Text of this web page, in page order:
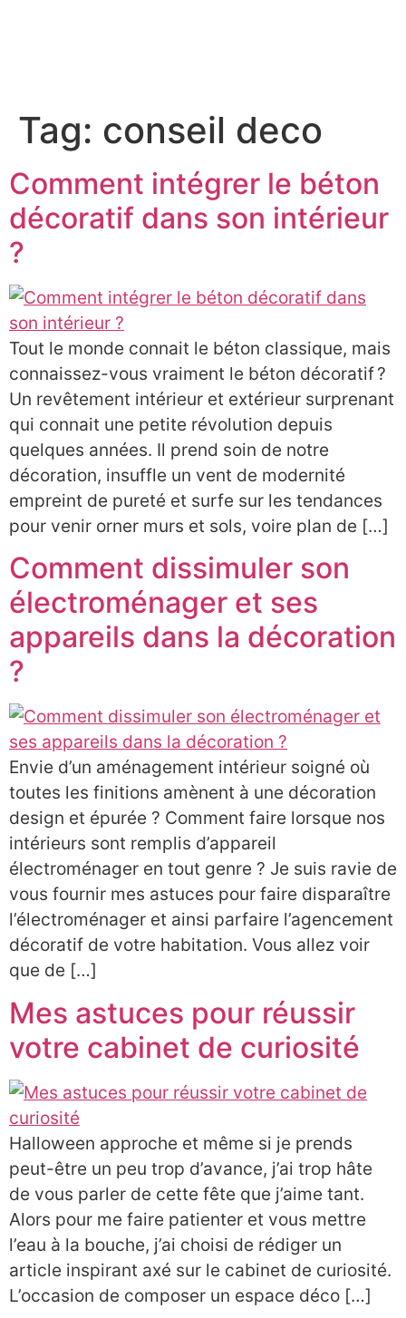
Tag: conseil deco
Comment intégrer le béton
décoratif dans son intérieur
?
Tout le monde connait le béton classique, mais
connaissez-vous vraiment le béton décoratif ?
Un revêtement intérieur et extérieur surprenant
qui connait une petite révolution depuis
quelques années. Il prend soin de notre
décoration, insuffle un vent de modernité
empreint de pureté et surfe sur les tendances
pour venir orner murs et sols, voire plan de […]
Comment dissimuler son
électroménager et ses
appareils dans la décoration
?
Envie d’un aménagement intérieur soigné où
toutes les finitions amènent à une décoration
design et épurée ? Comment faire lorsque nos
intérieurs sont remplis d’appareil
électroménager en tout genre ? Je suis ravie de
vous fournir mes astuces pour faire disparaître
l’électroménager et ainsi parfaire l’agencement
décoratif de votre habitation. Vous allez voir
que de […]
Mes astuces pour réussir
votre cabinet de curiosité
Halloween approche et même si je prends
peut-être un peu trop d’avance, j’ai trop hâte
de vous parler de cette fête que j’aime tant.
Alors pour me faire patienter et vous mettre
l’eau à la bouche, j’ai choisi de rédiger un
article inspirant axé sur le cabinet de curiosité.
L’occasion de composer un espace déco […]